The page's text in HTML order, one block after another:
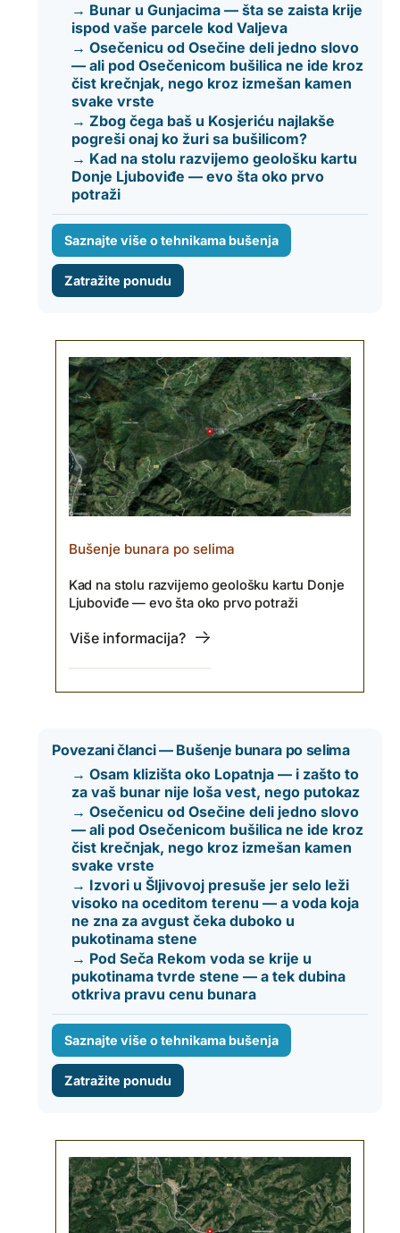
→ Bunar u Gunjacima — šta se zaista krije
ispod vaše parcele kod Valjeva
→ Osečenicu od Osečine deli jedno slovo
— ali pod Osečenicom bušilica ne ide kroz
čist krečnjak, nego kroz izmešan kamen
svake vrste
→ Zbog čega baš u Kosjeriću najlakše
pogreši onaj ko žuri sa bušilicom?
→ Kad na stolu razvijemo geološku kartu
Donje Ljuboviđe — evo šta oko prvo
potraži
Saznajte više o tehnikama bušenja
Zatražite ponudu
Bušenje bunara po selima
Kad na stolu razvijemo geološku kartu Donje
Ljuboviđe — evo šta oko prvo potraži
Više informacija?
Povezani članci — Bušenje bunara po selima
→ Osam klizišta oko Lopatnja — i zašto to
za vaš bunar nije loša vest, nego putokaz
→ Osečenicu od Osečine deli jedno slovo
— ali pod Osečenicom bušilica ne ide kroz
čist krečnjak, nego kroz izmešan kamen
svake vrste
→ Izvori u Šljivovoj presuše jer selo leži
visoko na oceditom terenu — a voda koja
ne zna za avgust čeka duboko u
pukotinama stene
→ Pod Seča Rekom voda se krije u
pukotinama tvrde stene — a tek dubina
otkriva pravu cenu bunara
Saznajte više o tehnikama bušenja
Zatražite ponudu